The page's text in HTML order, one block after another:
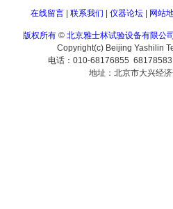
在线留言| 联系我们 仪器论坛| 网站
版权所有 © 北京雅士林试验设备有限公
Copyright(c) Beijing Yashilin
电话：010-68176855
地址：北京市大兴经